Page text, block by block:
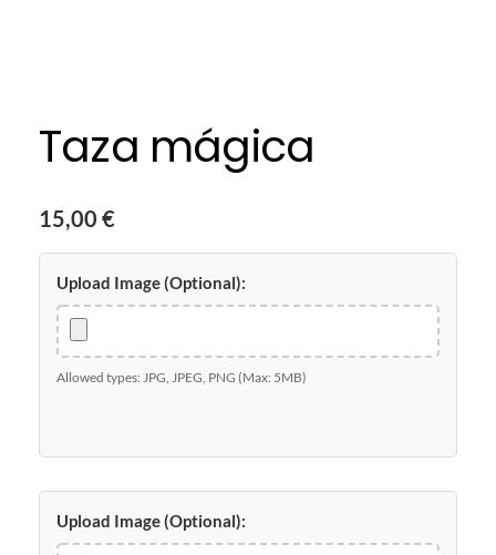
Taza mágica
15,00 €
Upload Image (Optional):
Allowed types: JPG, JPEG, PNG (Max: 5MB)
Upload Image (Optional):